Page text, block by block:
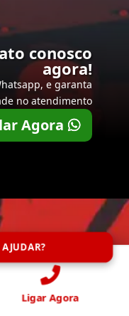
conosco
agora!
e garanta
no atendimento
Agora
Ligar Agora